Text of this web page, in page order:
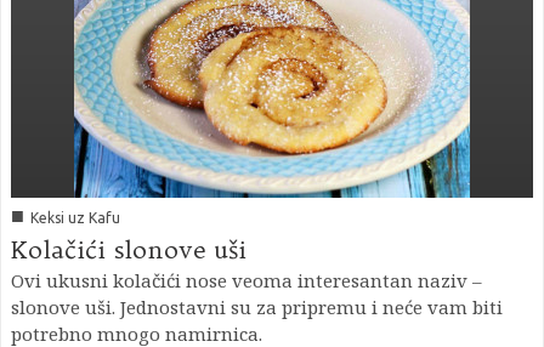
■ Keksi uz Kafu
Kolačići slonove uši
Ovi ukusni kolačići nose veoma interesantan naziv –
slonove uši. Jednostavni su za pripremu i neće vam biti
potrebno mnogo namirnica.